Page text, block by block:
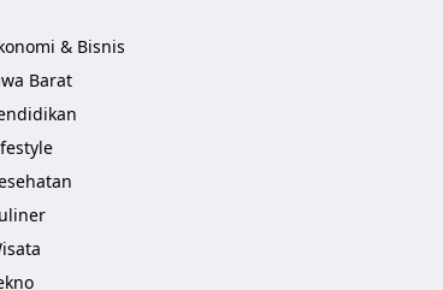
& Bisnis
Barat